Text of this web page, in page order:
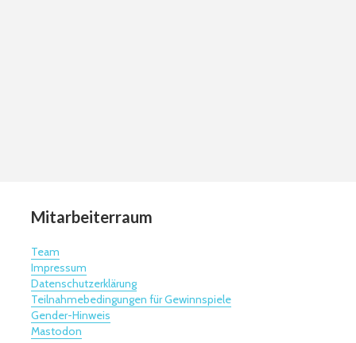
Mitarbeiterraum
Team
Impressum
Datenschutzerklärung
Teilnahmebedingungen für Gewinnspiele
Gender-Hinweis
Mastodon